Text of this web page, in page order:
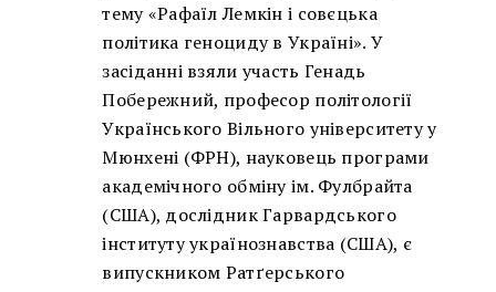
тему «Рафаїл Лемкін і совєцька
політика геноциду в Україні». У
засіданні взяли участь Генадь
Побережний, професор політології
Українського Вільного університету у
Мюнхені (ФРН), науковець програми
академічного обміну ім. Фулбрайта
(США), дослідник Гарвардського
інституту українознавства (США), є
випускником Ратґерського